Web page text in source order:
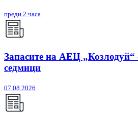
преди 2 часа
Запасите на АЕЦ „Козлодуй“
седмици
07.08.2026